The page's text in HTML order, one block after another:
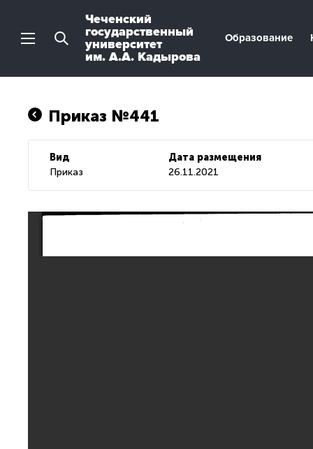
Чеченский
государственный
университет
им. А.А. Кадырова
Образование
Приказ №441
Вид
Приказ
Дата размещения
26.11.2021